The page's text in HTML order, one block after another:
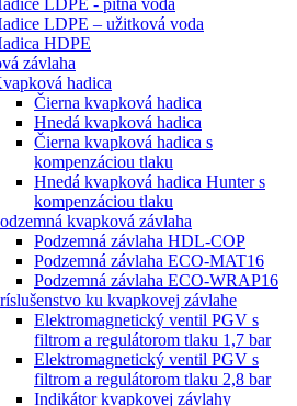
LDPE – užitková voda
HDPE
závlaha
hadica
Čierna kvapková hadica
Hnedá kvapková hadica
Čierna kvapková hadica s
kompenzáciou tlaku
Hnedá kvapková hadica Hunter s
kompenzáciou tlaku
kvapková závlaha
Podzemná závlaha HDL-COP
Podzemná závlaha ECO-MAT16
Podzemná závlaha ECO-WRAP16
ku kvapkovej závlahe
Elektromagnetický ventil PGV s
filtrom a regulátorom tlaku 1,7 bar
Elektromagnetický ventil PGV s
filtrom a regulátorom tlaku 2,8 bar
Indikátor kvapkovej závlahy